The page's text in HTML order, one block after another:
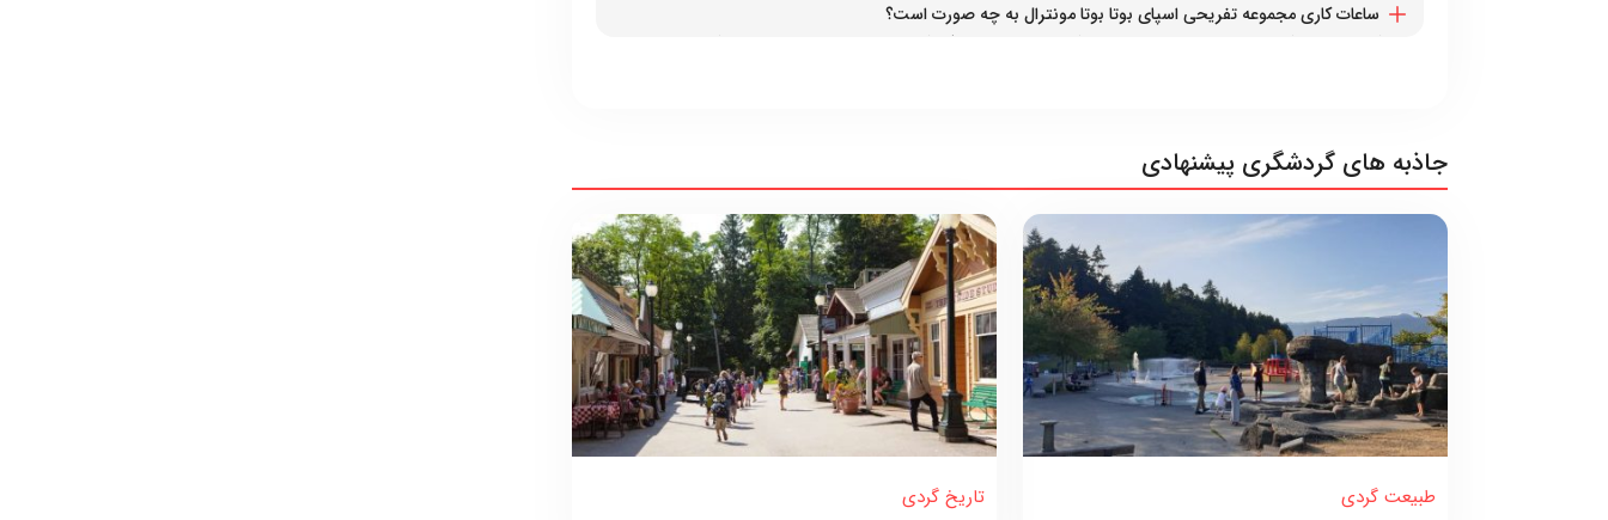
ساعات کاری مجموعه تفریحی اسپای بوتا بوتا مونترال به چه صورت است؟
دوشنبه تا پنج‌شنبه از ساعت ۱۰ صبح تا ۱۰ شب – جمعه تا یک‌شنبه از ساعت ۹ صبح تا ۱۰ شب
جاذبه های گردشگری پیشنهادی
طبیعت گردی
تاریخ گردی